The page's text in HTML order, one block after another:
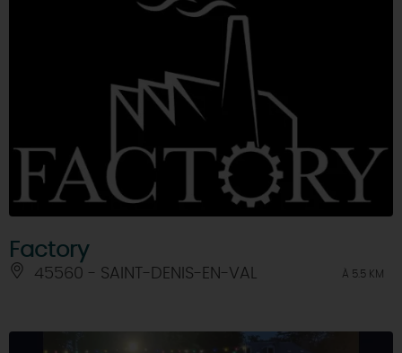
Factory
45560 - SAINT-DENIS-EN-VAL À 5.5 KM